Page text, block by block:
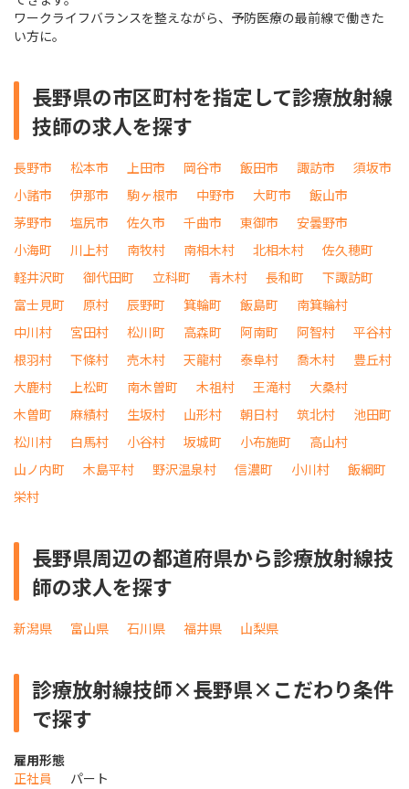
ワークライフバランスを整えながら、予防医療の最前線で働きた
い方に。
長野県の市区町村を指定して診療放射線
技師の求人を探す
長野市 松本市 上田市 岡谷市 飯田市 諏訪市
須坂市
小諸市
伊那市 駒ヶ根市 中野市 大町市
飯山市
茅野市
塩尻市 佐久市 千曲市 東御市
安曇野市
小海町
川上村 南牧村 南相木村 北相木村
佐久穂町
軽井沢町
御代田町 立科町 青木村 長和町
下諏訪町
富士見町
原村 辰野町 箕輪町 飯島町
南箕輪村
中川村
宮田村 松川町 高森町 阿南町 阿智村
平谷村
根羽村
下條村 売木村 天龍村 泰阜村 喬木村
豊丘村
大鹿村
上松町 南木曽町 木祖村 王滝村
大桑村
木曽町
麻績村 生坂村 山形村 朝日村 筑北村
池田町
松川村
白馬村 小谷村 坂城町 小布施町
高山村
山ノ内町
木島平村 野沢温泉村 信濃町 小川村
飯綱町
栄村
長野県周辺の都道府県から診療放射線技
師の求人を探す
新潟県 富山県 石川県 福井県 山梨県
診療放射線技師×長野県×こだわり条件
で探す
雇用形態
正社員
パート